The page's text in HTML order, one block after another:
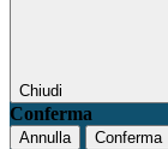
Chiudi
Conferma
Annulla Conferma